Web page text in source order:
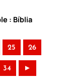
: Bíblia
25 26
34 ►